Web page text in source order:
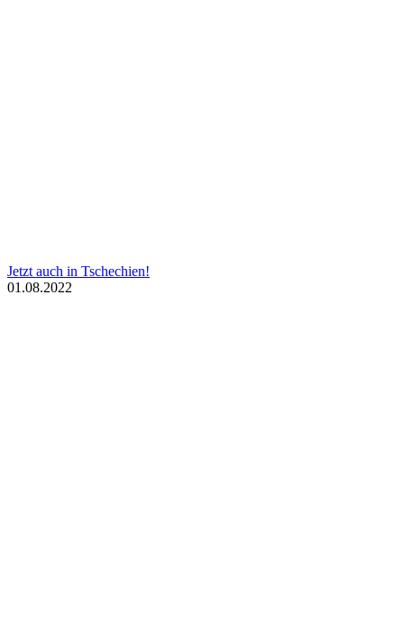
Jetzt auch in Tschechien!
01.08.2022